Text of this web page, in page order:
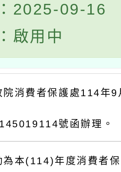
2025-09-16
啟用中
院消費者保護處114年
號函辦理。
為本(114)年度消費者